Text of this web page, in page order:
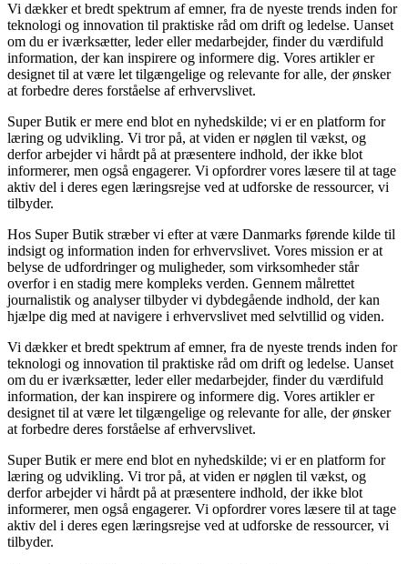
Vi dækker et bredt spektrum af emner, fra de nyeste trends inden for
teknologi og innovation til praktiske råd om drift og ledelse. Uanset
om du er iværksætter, leder eller medarbejder, finder du værdifuld
information, der kan inspirere og informere dig. Vores artikler er
designet til at være let tilgængelige og relevante for alle, der ønsker
at forbedre deres forståelse af erhvervslivet.
Super Butik er mere end blot en nyhedskilde; vi er en platform for
læring og udvikling. Vi tror på, at viden er nøglen til vækst, og
derfor arbejder vi hårdt på at præsentere indhold, der ikke blot
informerer, men også engagerer. Vi opfordrer vores læsere til at tage
aktiv del i deres egen læringsrejse ved at udforske de ressourcer, vi
tilbyder.
Hos Super Butik stræber vi efter at være Danmarks førende kilde til
indsigt og information inden for erhvervslivet. Vores mission er at
belyse de udfordringer og muligheder, som virksomheder står
overfor i en stadig mere kompleks verden. Gennem målrettet
journalistik og analyser tilbyder vi dybdegående indhold, der kan
hjælpe dig med at navigere i erhvervslivet med selvtillid og viden.
Vi dækker et bredt spektrum af emner, fra de nyeste trends inden for
teknologi og innovation til praktiske råd om drift og ledelse. Uanset
om du er iværksætter, leder eller medarbejder, finder du værdifuld
information, der kan inspirere og informere dig. Vores artikler er
designet til at være let tilgængelige og relevante for alle, der ønsker
at forbedre deres forståelse af erhvervslivet.
Super Butik er mere end blot en nyhedskilde; vi er en platform for
læring og udvikling. Vi tror på, at viden er nøglen til vækst, og
derfor arbejder vi hårdt på at præsentere indhold, der ikke blot
informerer, men også engagerer. Vi opfordrer vores læsere til at tage
aktiv del i deres egen læringsrejse ved at udforske de ressourcer, vi
tilbyder.